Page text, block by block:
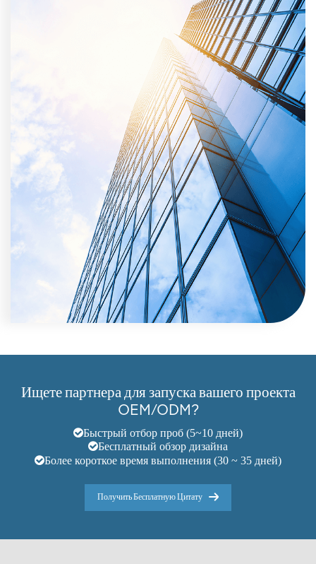
Ищете партнера для запуска вашего проекта
OEM/ODM?
Быстрый отбор проб (5~10 дней)
Бесплатный обзор дизайна
Более короткое время выполнения (30 ~ 35 дней)
Получить Бесплатную Цитату